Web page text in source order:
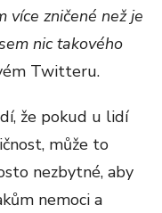
více zničené než je
nic takového
Twitteru.
že pokud u lidí
může to
nezbytné, aby
nemoci a